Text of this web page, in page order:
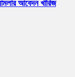
আবেদন খারিজ